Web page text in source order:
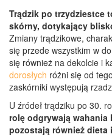
Trądzik po trzydziestce
skórny, dotykający
Zmiany trądzikowe,
się przede wszystkim w
się również na dekolcie i
dorosłych różni się od
zaskórniki występują
U źródeł trądziku po 30.
rolę odgrywają wahania
pozostają również dieta